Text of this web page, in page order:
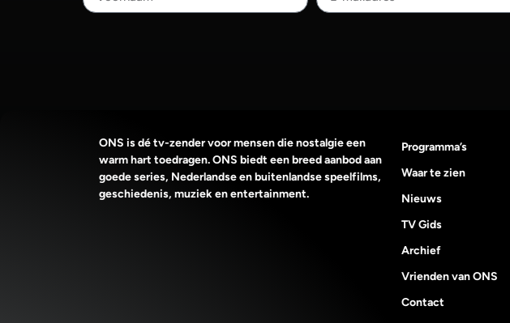
ONS is dé tv-zender voor mensen die nostalgie een
warm hart toedragen. ONS biedt een breed aanbod aan
goede series, Nederlandse en buitenlandse speelfilms,
geschiedenis, muziek en entertainment.
Programma’s
Waar te zien
Nieuws
TV Gids
Archief
Vrienden van ONS
Contact